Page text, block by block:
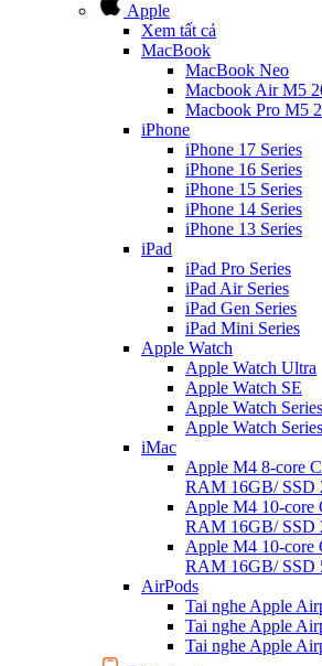
Apple
Xem tất cả
MacBook
MacBook Neo
Macbook Air M5
Macbook Pro M5
iPhone
iPhone 17 Series
iPhone 16 Series
iPhone 15 Series
iPhone 14 Series
iPhone 13 Series
iPad
iPad Pro Series
iPad Air Series
iPad Gen Series
iPad Mini Series
Apple Watch
Apple Watch Ultra
Apple Watch SE
Apple Watch
Apple Watch
iMac
Apple M4 8-core
RAM 16GB/ SSD
Apple M4 10-core
RAM 16GB/ SSD
Apple M4 10-core
RAM 16GB/ SSD
AirPods
Tai nghe Apple
Tai nghe Apple
Tai nghe Apple